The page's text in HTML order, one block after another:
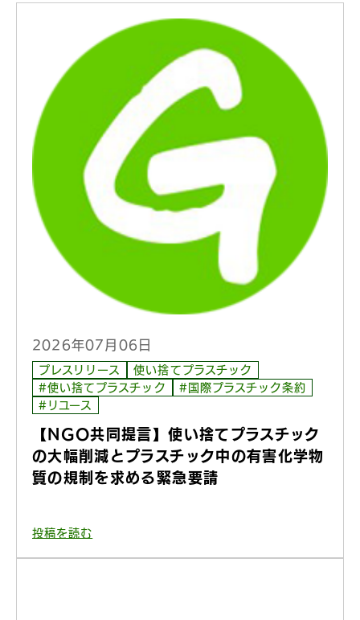
2026年07月06日
プレスリリース
使い捨てプラスチック
#使い捨てプラスチック
#国際プラスチック条約
#リユース
【NGO共同提言】使い捨てプラスチック
の大幅削減とプラスチック中の有害化学物
質の規制を求める緊急要請
投稿を読む